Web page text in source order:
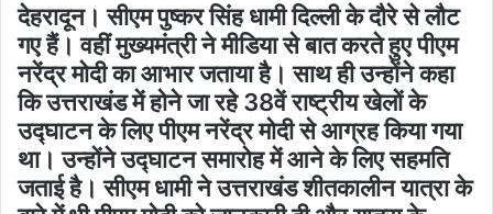
देहरादून। सीएम पुष्कर सिंह धामी दिल्ली के दौरे से लौट
गए हैं। वहीं मुख्यमंत्री ने मीडिया से बात करते हुए पीएम
नरेंद्र मोदी का आभार जताया है। साथ ही उन्होंने कहा
कि उत्तराखंड में होने जा रहे 38वें राष्ट्रीय खेलों के
उद्घाटन के लिए पीएम नरेंद्र मोदी से आग्रह किया गया
था। उन्होंने उद्घाटन समारोह में आने के लिए सहमति
जताई है। सीएम धामी ने उत्तराखंड शीतकालीन यात्रा के